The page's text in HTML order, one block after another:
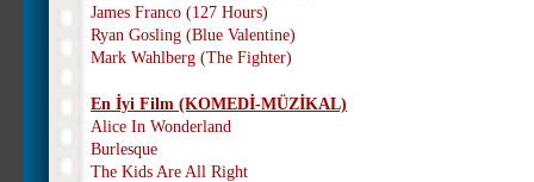
James Franco (127 Hours)
Ryan Gosling (Blue Valentine)
Mark Wahlberg (The Fighter)
En İyi Film (KOMEDİ-MÜZİKAL)
Alice In Wonderland
Burlesque
The Kids Are All Right